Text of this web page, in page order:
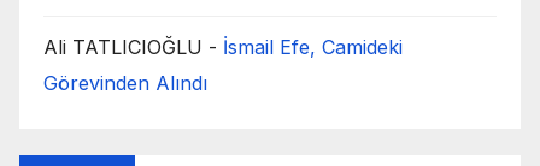
Ali TATLICIOĞLU - İsmail Efe, Camideki
Görevinden Alındı